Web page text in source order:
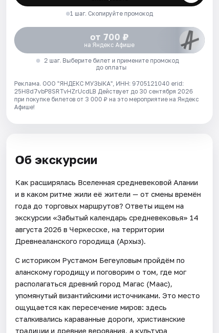
1 шаг. Скопируйте промокод
от 700 ₽
на Яндекс Афише
2 шаг. Выберите билет и примените промокод
до оплаты
Реклама. ООО "ЯНДЕКС МУЗЫКА", ИНН: 9705121040 erid:
25H8d7vbP8SRTvHZrUcdLB Действует до 30 сентября 2026
при покупке билетов от 3 000 ₽ на это мероприятие на Яндекс
Афише!
Об экскурсии
Как расширялась Вселенная средневековой Алании
и в каком ритме жили её жители — от смены времён
года до торговых маршрутов? Ответы ищем на
экскурсии «Забытый календарь средневековья» 14
августа 2026 в Черкесске, на территории
Древнеаланского городища (Архыз).
С историком Рустамом Бегеуловым пройдём по
аланскому городищу и поговорим о том, где мог
располагаться древний город Магас (Маас),
упомянутый византийскими источниками. Это место
ощущается как пересечение миров: здесь
сталкивались караванные дороги, христианские
традиции и древние верования, а культура